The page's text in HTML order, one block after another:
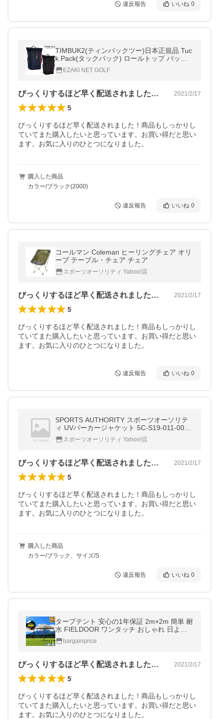
違反報告 いいね 0
TIMBUK2(ティンバックツー)日本正規品 Tuc
k Pack(タックパック) ロールトップ バック
パック 「1010-3」
EZAKI NET GOLF
びっくりするほど早く配送されました！商… 2021/2/17
5
びっくりするほど早く配送されました！商品もしっかりし
ていてまた購入したいと思っています。お買い得だと思い
ます。お気に入りのひとつになりました。
購入した商品
カラー/ブラック(2000)
違反報告 いいね 0
コールマン Coleman ヒーリングチェア オリ
ーブ テーブル・チェア チェア
スポーツオーソリティ Yahoo!店
びっくりするほど早く配送されました！商… 2021/2/17
5
びっくりするほど早く配送されました！商品もしっかりし
ていてまた購入したいと思っています。お買い得だと思い
ます。お気に入りのひとつになりました。
違反報告 いいね 0
SPORTS AUTHORITY スポーツオーソリテ
ィ UVパーカージャケット 5C-S19-011-001
レディーススポーツウェア 長袖Tシャツ レ
ディース ブラック セール
スポーツオーソリティ Yahoo!店
びっくりするほど早く配送されました！商… 2021/2/17
5
びっくりするほど早く配送されました！商品もしっかりし
ていてまた購入したいと思っています。お買い得だと思い
ます。お気に入りのひとつになりました。
購入した商品
カラー/ブラック、サイズ/S
違反報告 いいね 0
タープテント 安心の1年保証 2m×2m 簡単 耐
水 FIELDOOR ワンタッチ おしゃれ 日よけ
アウトドア バーベキュー キャンプ 屋台 イベ
ント UVカット 大型 送料無料
bargainprice
びっくりするほど早く配送されました！商… 2021/2/17
5
びっくりするほど早く配送されました！商品もしっかりし
ていてまた購入したいと思っています。お買い得だと思い
ます。お気に入りのひとつになりました。